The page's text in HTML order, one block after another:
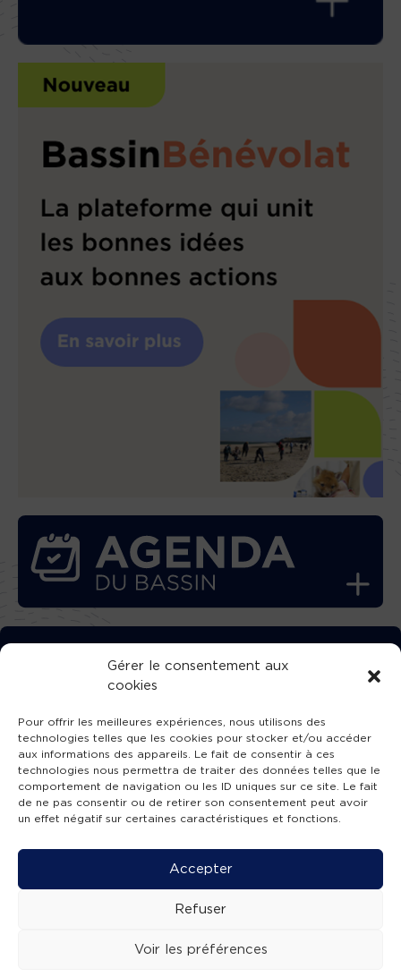
Gérer le consentement aux
cookies
Pour offrir les meilleures expériences, nous utilisons des
technologies telles que les cookies pour stocker et/ou accéder
aux informations des appareils. Le fait de consentir à ces
technologies nous permettra de traiter des données telles que le
comportement de navigation ou les ID uniques sur ce site. Le fait
de ne pas consentir ou de retirer son consentement peut avoir
un effet négatif sur certaines caractéristiques et fonctions.
Accepter
Refuser
Voir les préférences
TÉLÉCHARGEZ GRATUITEMENT
L’APPLICATION TVBA !
SUIVEZ-NOUS !
Mentions légales -Accessibilité